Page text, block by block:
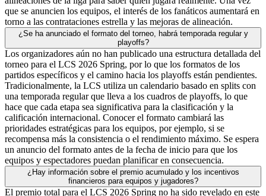
que se anuncien los equipos, el interés de los fanáticos aumentará en
torno a las contrataciones estrella y las mejoras de alineación.
¿Se ha anunciado el formato del torneo, habrá temporada regular y
playoffs?
Los organizadores aún no han publicado una estructura detallada del
torneo para el LCS 2026 Spring, por lo que los formatos de los
partidos específicos y el camino hacia los playoffs están pendientes.
Tradicionalmente, la LCS utiliza un calendario basado en splits con
una temporada regular que lleva a los cuadros de playoffs, lo que
hace que cada etapa sea significativa para la clasificación y la
calificación internacional. Conocer el formato cambiará las
prioridades estratégicas para los equipos, por ejemplo, si se
recompensa más la consistencia o el rendimiento máximo. Se espera
un anuncio del formato antes de la fecha de inicio para que los
equipos y espectadores puedan planificar en consecuencia.
¿Hay información sobre el premio acumulado y los incentivos
financieros para equipos y jugadores?
El premio total para el LCS 2026 Spring no ha sido revelado en este